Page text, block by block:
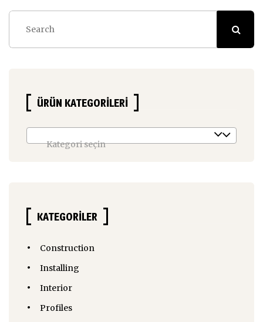
ÜRÜN KATEGORILERI
Kategori seçin
KATEGORILER
Construction
Installing
Interior
Profiles